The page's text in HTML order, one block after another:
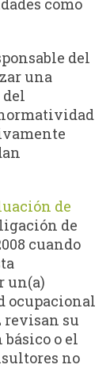
del
una
del
de
de
cuando
un(a)
ocupacional
revisan su
o el
no